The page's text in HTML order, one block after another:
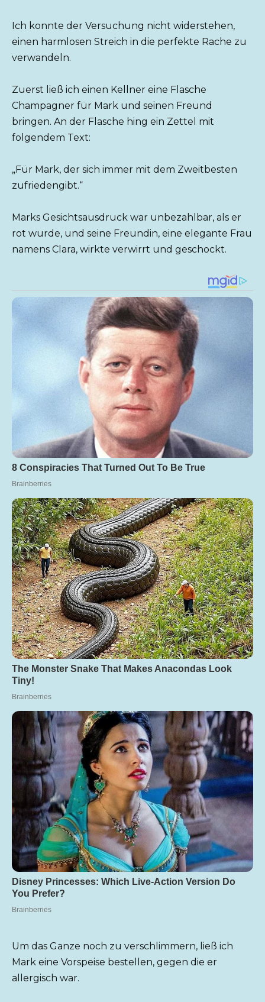
Ich konnte der Versuchung nicht widerstehen,
einen harmlosen Streich in die perfekte Rache zu
verwandeln.
Zuerst ließ ich einen Kellner eine Flasche
Champagner für Mark und seinen Freund
bringen. An der Flasche hing ein Zettel mit
folgendem Text:
„Für Mark, der sich immer mit dem Zweitbesten
zufriedengibt.“
Marks Gesichtsausdruck war unbezahlbar, als er
rot wurde, und seine Freundin, eine elegante Frau
namens Clara, wirkte verwirrt und geschockt.
Um das Ganze noch zu verschlimmern, ließ ich
Mark eine Vorspeise bestellen, gegen die er
allergisch war.